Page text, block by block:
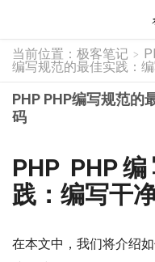
当前位置： 极客笔记 >
编写规范的最佳实践：
PHP PHP编写规范的
码
PHP PHP
践：编写干
在本文中，我们将介绍